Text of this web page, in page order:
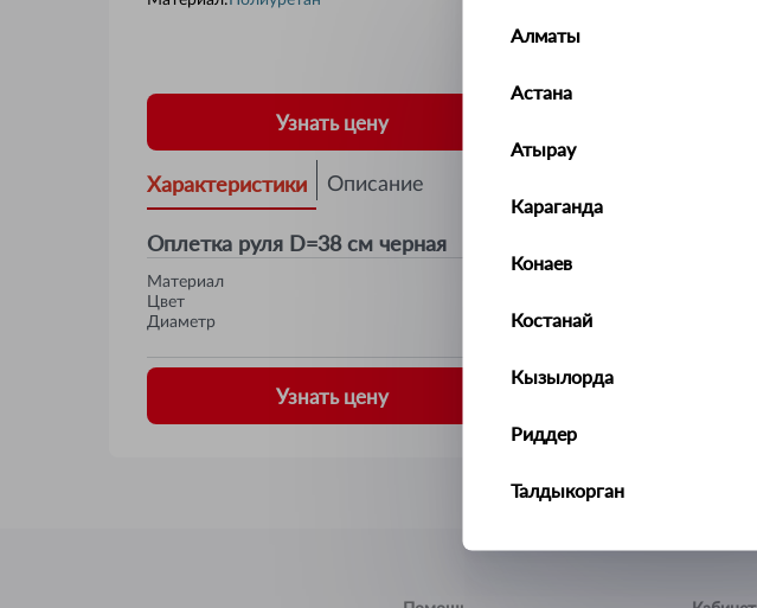
Алматы
Астана
Атырау
Караганда
Конаев
Костанай
Кызылорда
Риддер
Талдыкорган
Уральск
Узнать цену
Характеристики Описание
Оплетка руля D=38 см черная
Материал
Цвет
Диаметр
Узнать цену